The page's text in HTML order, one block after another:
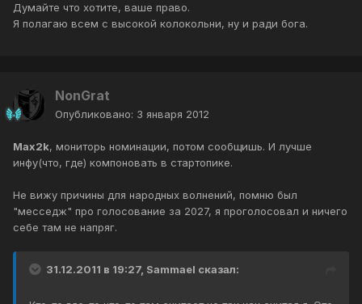
Думайте что хотите, ваше право.
Я полагаю всем с высокой колокольни, ну и ради бога.
NonGrat
Опубликовано: 3 января 2012
Max2k, мониторь номинации, потом сообщишь. И лучше
инфу(что, где) компоновать в стартопике.
Не вижу причины для народных волнений, помню был
"месседж" про голосование за 2027, я проголосовал и ничего
себе там не напряг.
31.12.2011 в 19:27, Sammael сказал: